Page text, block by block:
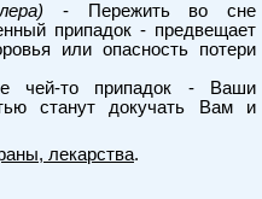
- Пережить во сне
припадок - предвещает
или опасность потери
чей-то припадок - Ваши
станут докучать Вам и
лекарства.